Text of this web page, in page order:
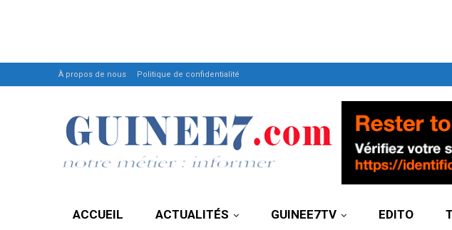
À propos de nous Politique de confidentialité
ACCUEIL ACTUALITÉS GUINEE7TV EDITO